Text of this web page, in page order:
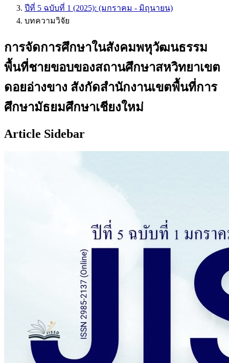
ปีที่ 5 ฉบับที่ 1 (2025): (มกราคม - มิถุนายน)
บทความวิจัย
การจัดการศึกษาในสังคมพหุวัฒนธรรม
พื้นที่ชายขอบของสถานศึกษาสหวิทยาเขต
ดอยอ่างขาง สังกัดสำนักงานเขตพื้นที่การ
ศึกษามัธยมศึกษาเชียงใหม่
Article Sidebar